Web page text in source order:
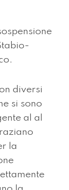
diversi
si sono
al al
la